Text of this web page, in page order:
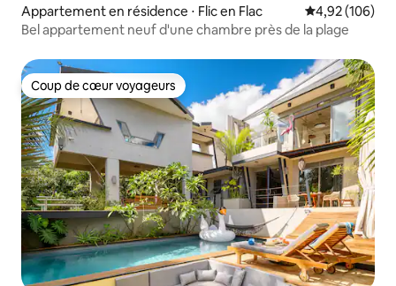
Appartement en résidence ⋅ Flic en Flac Évaluation
4,92 (106)
Bel appartement neuf d'une chambre près de la plage
Coup de cœur voyageurs
Coup de cœur voyageurs